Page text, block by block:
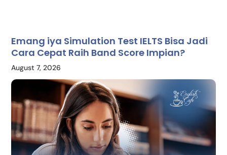
Emang iya Simulation Test IELTS Bisa Jadi
Cara Cepat Raih Band Score Impian?
August 7, 2026